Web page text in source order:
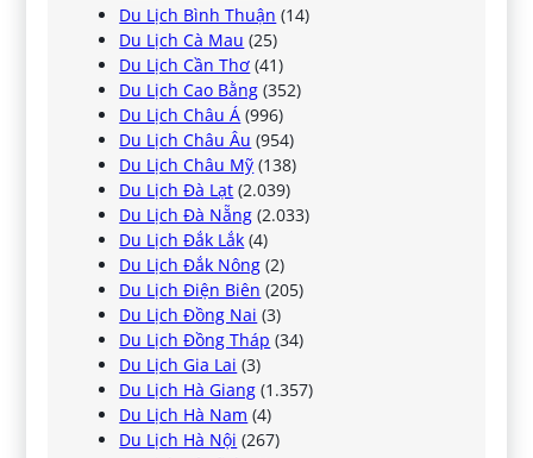
Du Lịch Bình Thuận (14)
Du Lịch Cà Mau (25)
Du Lịch Cần Thơ (41)
Du Lịch Cao Bằng (352)
Du Lịch Châu Á (996)
Du Lịch Châu Âu (954)
Du Lịch Châu Mỹ (138)
Du Lịch Đà Lạt (2.039)
Du Lịch Đà Nẵng (2.033)
Du Lịch Đắk Lắk (4)
Du Lịch Đắk Nông (2)
Du Lịch Điện Biên (205)
Du Lịch Đồng Nai (3)
Du Lịch Đồng Tháp (34)
Du Lịch Gia Lai (3)
Du Lịch Hà Giang (1.357)
Du Lịch Hà Nam (4)
Du Lịch Hà Nội (267)